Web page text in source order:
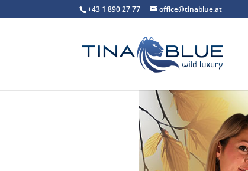
+43 1 890 27 77 office@tinablue.at